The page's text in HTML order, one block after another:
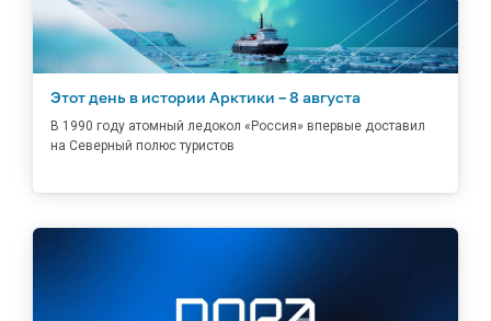
Этот день в истории Арктики – 8 августа
В 1990 году атомный ледокол «Россия» впервые доставил
на Северный полюс туристов